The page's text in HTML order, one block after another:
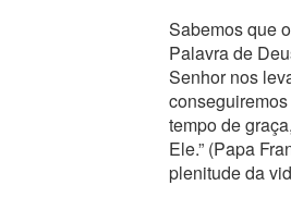
Sabemos que
Palavra de
Senhor nos
tempo de
Ele.” (Papa
plenitude da